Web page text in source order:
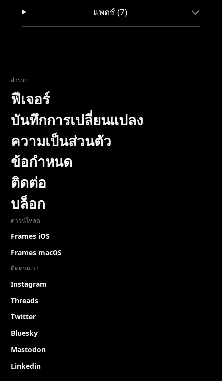
แพตช์ (7)
สำรวจ
ฟีเจอร์
บันทึกการเปลี่ยนแปลง
ความเป็นส่วนตัว
ข้อกำหนด
ติดต่อ
บล็อก
ดาวน์โหลด
Frames iOS
Frames macOS
ติดตามเรา
Instagram
Threads
Twitter
Bluesky
Mastodon
Linkedin